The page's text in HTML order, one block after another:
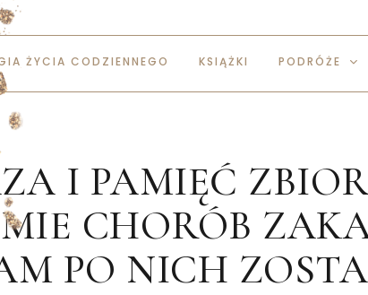
ŻYCIA CODZIENNEGO KSIĄŻKI PODRÓŻE
I PAMIĘĆ
CHORÓB
PO NICH